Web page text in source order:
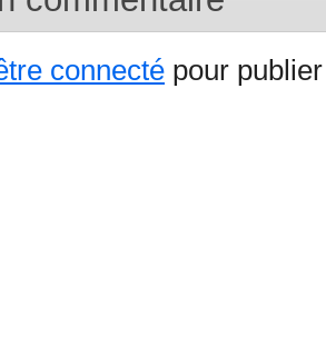
connecté pour